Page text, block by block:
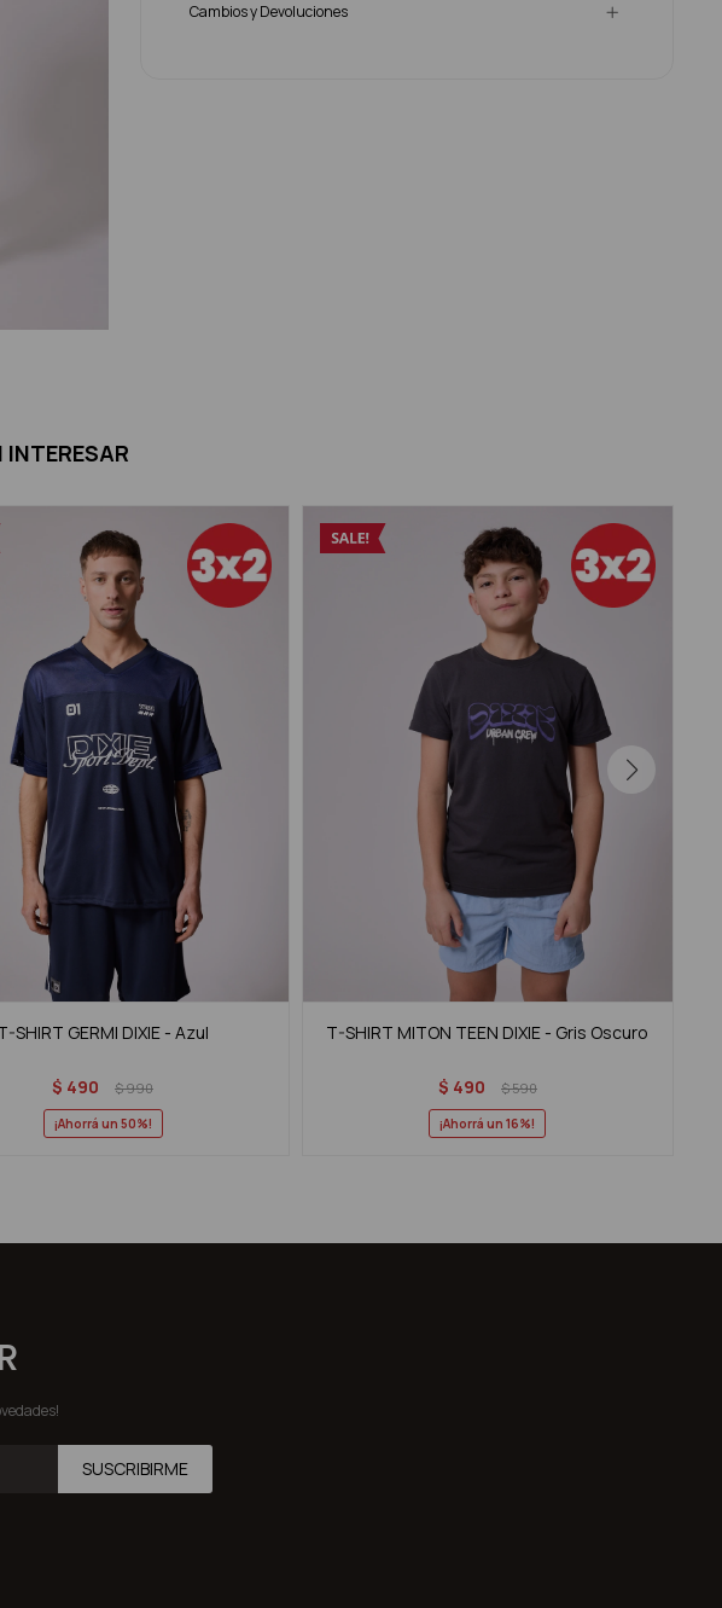
Cambios y Devoluciones
INTERESAR
SHIRT GERMI DIXIE - Azul
$ 490 $990
50
T-SHIRT MITON TEEN DIXIE - Gris Oscuro
$ 490 $590
16
SUSCRIBIRME